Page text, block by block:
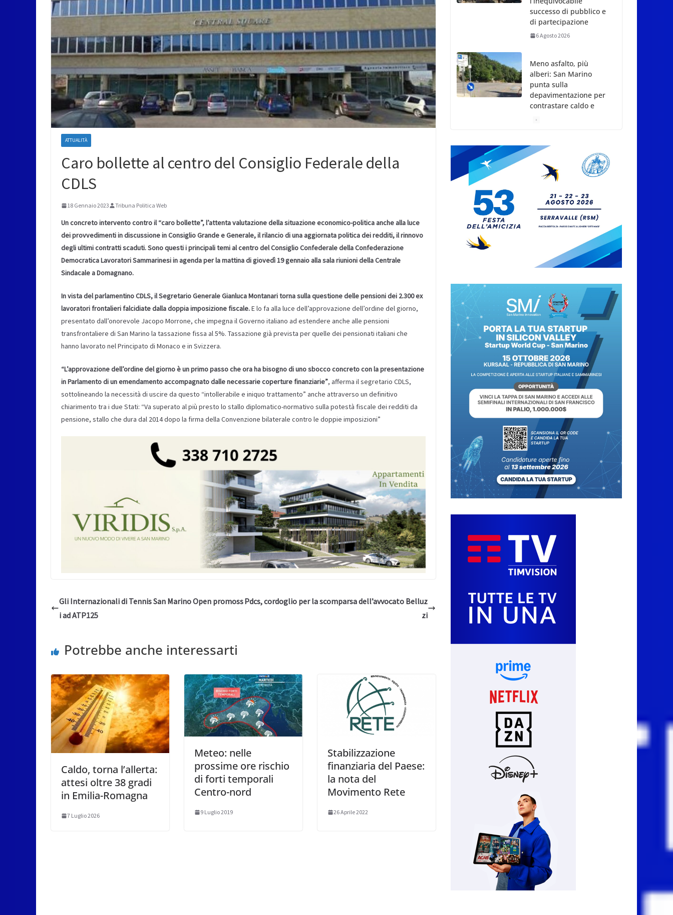
ATTUALITÀ
Caro bollette al centro del Consiglio Federale della
CDLS
18 Gennaio 2023 Tribuna Politica Web
Un concreto intervento contro il “caro bollette”, l’attenta valutazione della situazione economico-politica anche alla luce
dei provvedimenti in discussione in Consiglio Grande e Generale, il rilancio di una aggiornata politica dei redditi, il rinnovo
degli ultimi contratti scaduti. Sono questi i principali temi al centro del Consiglio Confederale della Confederazione
Democratica Lavoratori Sammarinesi in agenda per la mattina di giovedì 19 gennaio alla sala riunioni della Centrale
Sindacale a Domagnano.
In vista del parlamentino CDLS, il Segretario Generale Gianluca Montanari torna sulla questione delle pensioni dei 2.300 ex
lavoratori frontalieri falcidiate dalla doppia imposizione fiscale.E lo fa alla luce dell’approvazione dell’ordine del giorno,
presentato dall’onorevole Jacopo Morrone, che impegna il Governo italiano ad estendere anche alle pensioni
transfrontaliere di San Marino la tassazione fissa al 5%. Tassazione già prevista per quelle dei pensionati italiani che
hanno lavorato nel Principato di Monaco e in Svizzera.
“L’approvazione dell’ordine del giorno è un primo passo che ora ha bisogno di uno sbocco concreto con la presentazione
in Parlamento di un emendamento accompagnato dalle necessarie coperture finanziarie”, afferma il segretario CDLS,
sottolineando la necessità di uscire da questo “intollerabile e iniquo trattamento” anche attraverso un definitivo
chiarimento tra i due Stati: “Va superato al più presto lo stallo diplomatico-normativo sulla potestà fiscale dei redditi da
pensione, stallo che dura dal 2014 dopo la firma della Convenzione bilaterale contro le doppie imposizioni”
Gli Internazionali di Tennis San Marino Open promoss
i ad ATP125
Pdcs, cordoglio per la scomparsa dell’avvocato Belluz
zi
Potrebbe anche interessarti
Caldo, torna l’allerta:
attesi oltre 38 gradi
in Emilia-Romagna
7 Luglio 2026
Meteo: nelle
prossime ore rischio
di forti temporali
Centro-nord
9 Luglio 2019
Stabilizzazione
finanziaria del Paese:
la nota del
Movimento Rete
26 Aprile 2022
successo di pubblico e
di partecipazione
6 Agosto 2026
Meno asfalto, più
alberi: San Marino
punta sulla
depavimentazione per
contrastare caldo e
San Marino. USL:
l’inferno di Marcinelle
diventi monito e
6 Agosto 2026
San Marino. Sindacati:
PdL famiglia, alla
prima sessione
consiliare utile deve
Protezione Civile San
Marino. Incendi
boschivi: attivazione
della fase preliminare
di preallarme, dal 3 al
9 agosto
6 Agosto 2026